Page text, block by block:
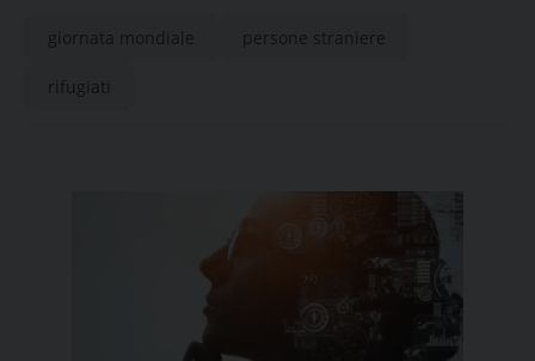
giornata mondiale persone straniere
rifugiati